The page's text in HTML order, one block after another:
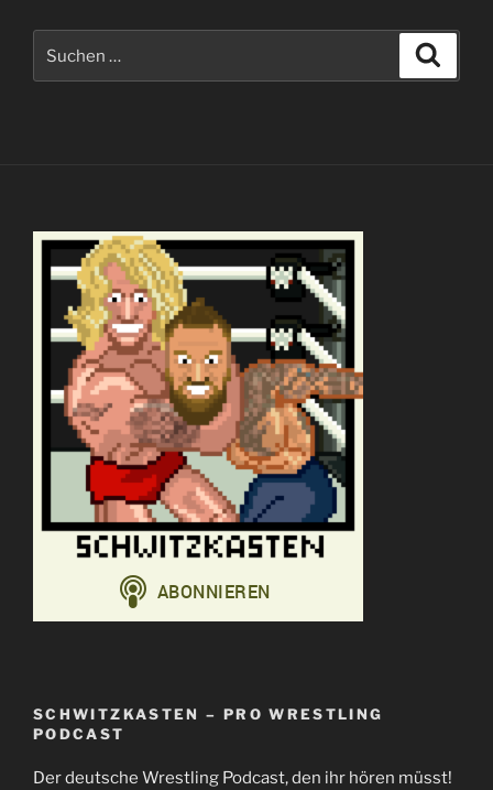
SCHWITZKASTEN – PRO WRESTLING
PODCAST
Der deutsche Wrestling Podcast, den ihr hören müsst!